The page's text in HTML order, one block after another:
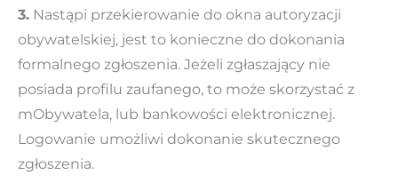
3. Nastąpi przekierowanie do okna autoryzacji
obywatelskiej, jest to konieczne do dokonania
formalnego zgłoszenia. Jeżeli zgłaszający nie
posiada profilu zaufanego, to może skorzystać z
mObywatela, lub bankowości elektronicznej.
Logowanie umożliwi dokonanie skutecznego
zgłoszenia.